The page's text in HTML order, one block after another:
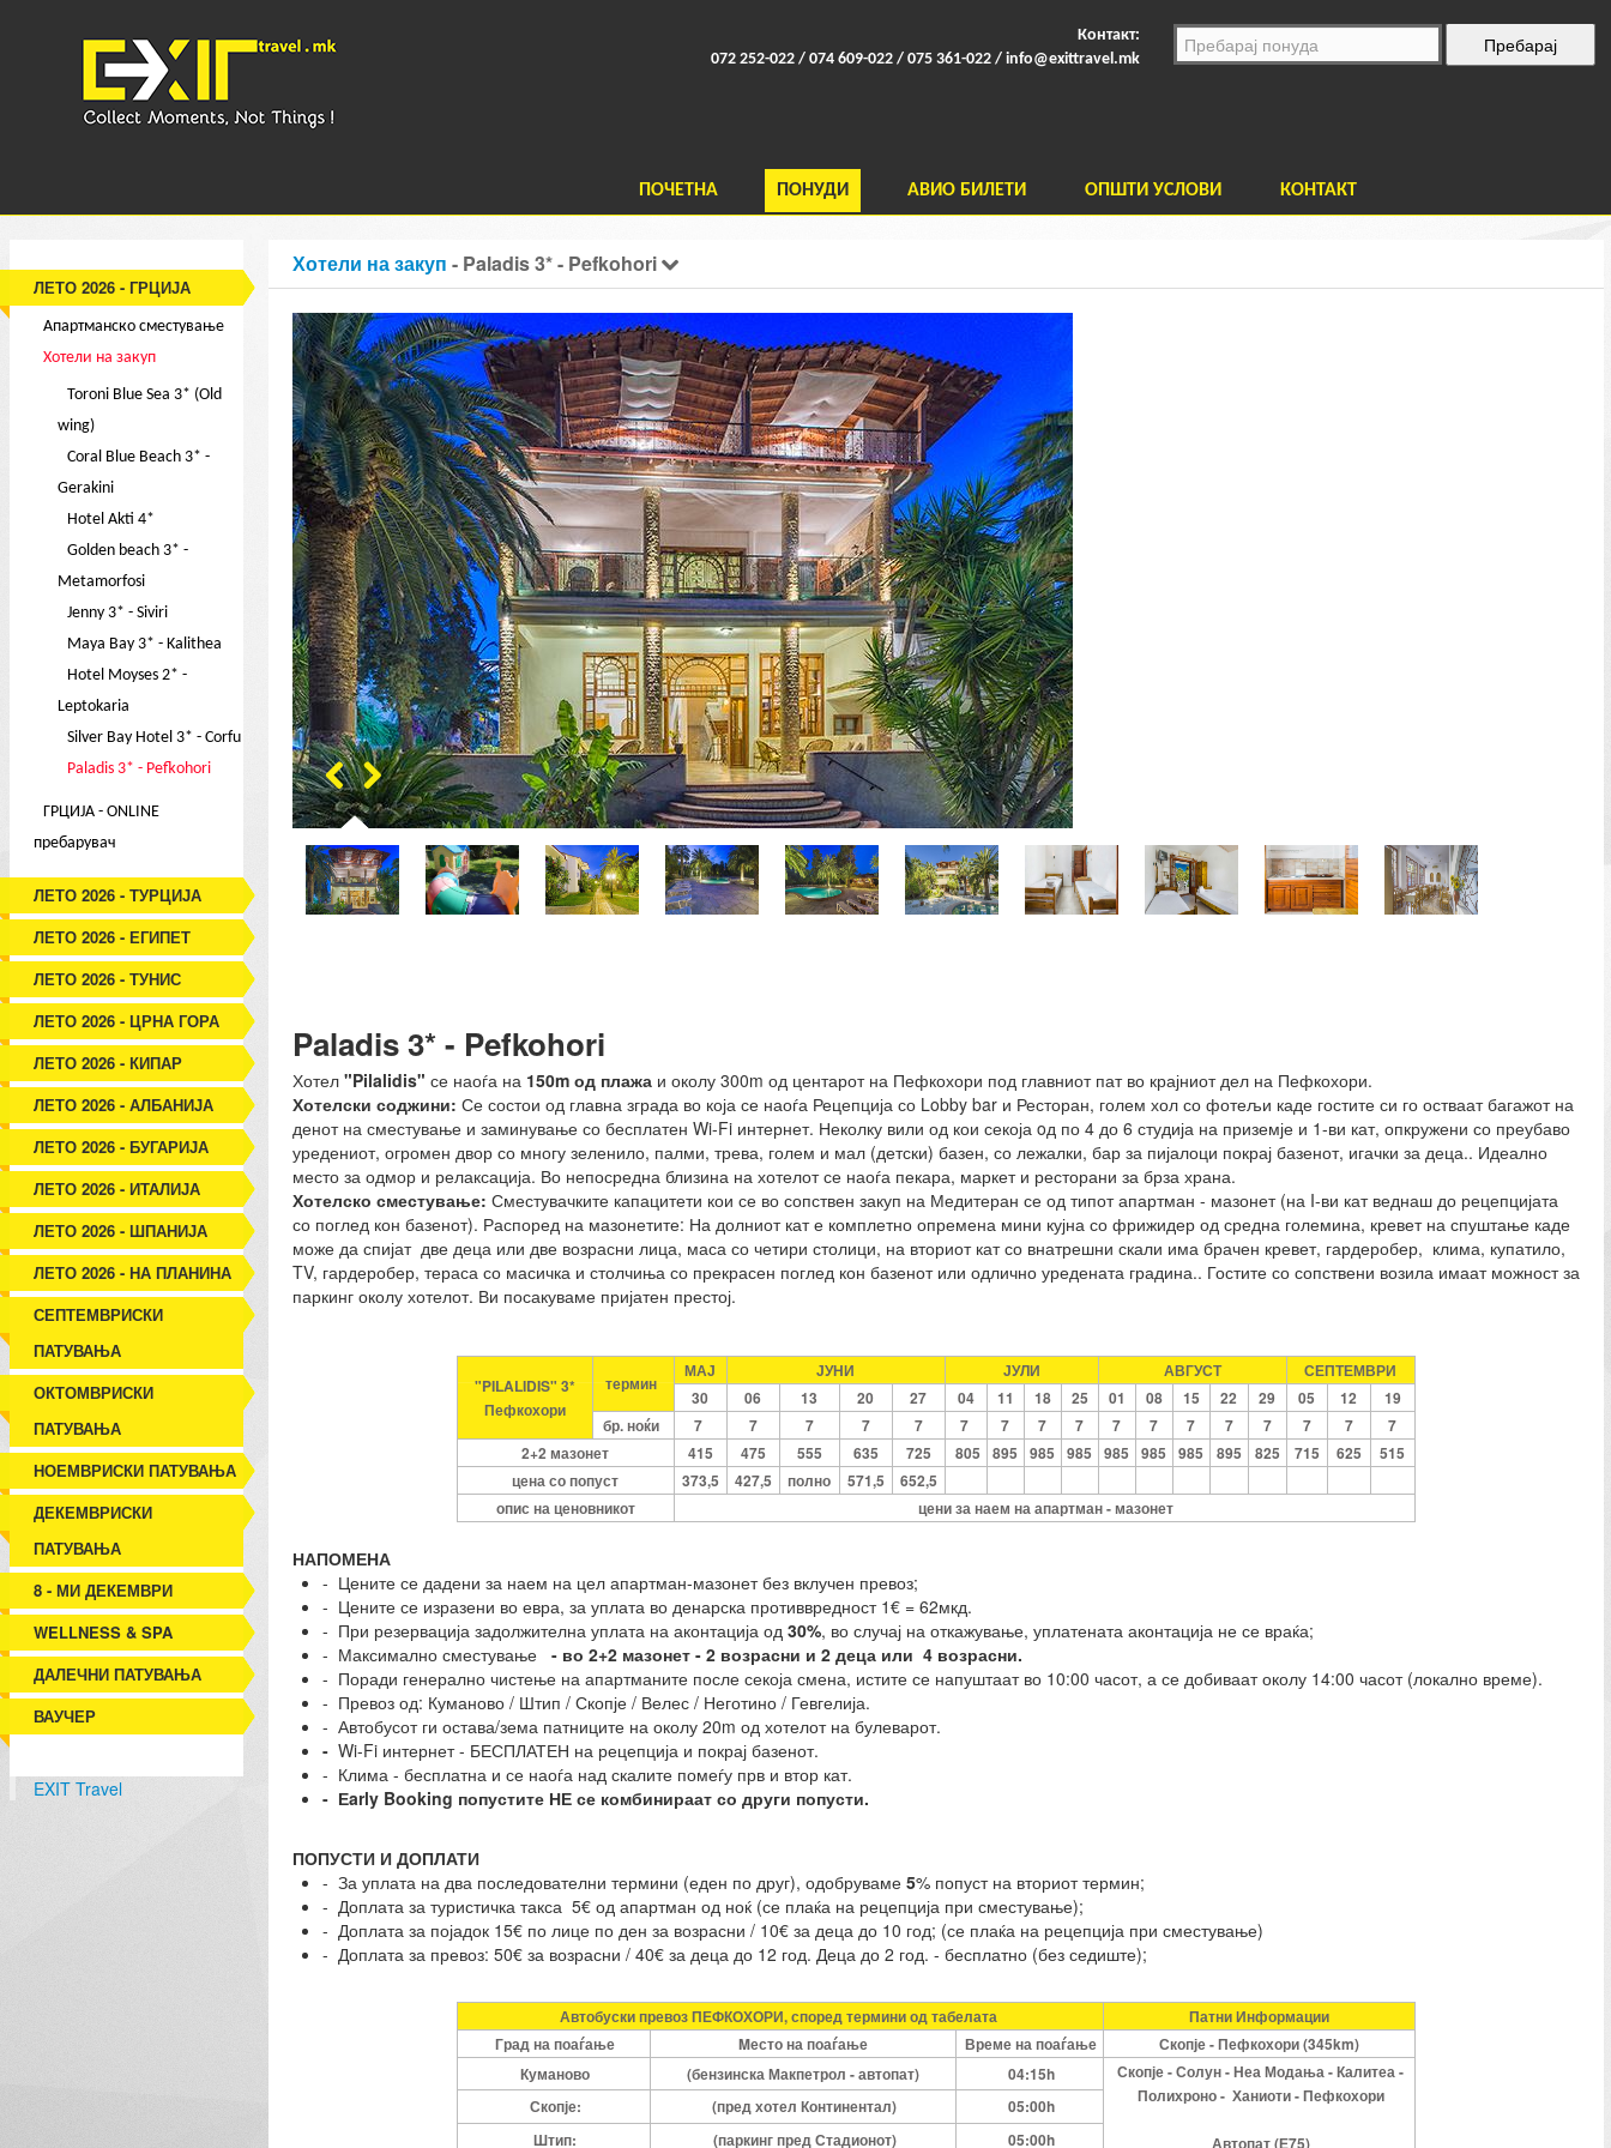
Контакт:
072 252-022 / 074 609-022 / 075 361-022 / info@exittravel.mk
ПОЧЕТНА ПОНУДИ АВИО БИЛЕТИ ОПШТИ УСЛОВИ КОНТАКТ
ЛЕТО 2026 - ГРЦИЈА
Апартманско сместување
Хотели на закуп
Toroni Blue Sea 3* (Old
wing)
Coral Blue Beach 3* -
Gerakini
Hotel Akti 4*
Golden beach 3* -
Metamorfosi
Jenny 3* - Siviri
Maya Bay 3* - Kalithea
Hotel Moyses 2* -
Leptokaria
Silver Bay Hotel 3* - Corfu
Paladis 3* - Pefkohori
ГРЦИЈА - ONLINE
пребарувач
ЛЕТО 2026 - ТУРЦИЈА
ЛЕТО 2026 - ЕГИПЕТ
ЛЕТО 2026 - ТУНИС
ЛЕТО 2026 - ЦРНА ГОРА
ЛЕТО 2026 - КИПАР
ЛЕТО 2026 - АЛБАНИЈА
ЛЕТО 2026 - БУГАРИЈА
ЛЕТО 2026 - ИТАЛИЈА
ЛЕТО 2026 - ШПАНИЈА
ЛЕТО 2026 - НА ПЛАНИНА
СЕПТЕМВРИСКИ
ПАТУВАЊА
ОКТОМВРИСКИ
ПАТУВАЊА
НОЕМВРИСКИ ПАТУВАЊА
ДЕКЕМВРИСКИ
ПАТУВАЊА
8 - МИ ДЕКЕМВРИ
WELLNESS & SPA
ДАЛЕЧНИ ПАТУВАЊА
ВАУЧЕР
EXIT Travel
Хотели на закуп - Paladis 3* - Pefkohori
Paladis 3* - Pefkohori
Хотел "Pilalidis" се наоѓа на 150m од плажаи околу 300m од центарот на Пефкохори под главниот пат во крајниот дел на Пефкохори.
Хотелски соджини: Се состои од главна зграда во која се наоѓа Рецепција со Lobby bar и Ресторан, голем хол со фотељи каде гостите си го остваат багажот на
денот на сместување и заминување со бесплатен Wi-Fi интернет. Неколку вили од кои секоја oд по 4 до 6 студија на приземје и 1-ви кат, опкружени со преубаво
уредениот, огромен двор со многу зеленило, палми, трева, голем и мал (детски) базен, со лежалки, бар за пијалоци покрај базенот, игачки за деца.. Идеално
место за одмор и релаксација. Во непосредна близина на хотелот се наоѓа пекара, маркет и ресторани за брза храна.
Хотелско сместување: Сместувачките капацитети кои се во сопствен закуп на Медитеран се од типот апартман - мазонет (на I-ви кат веднаш до рецепцијата
со поглед кон базенот). Распоред на мазонетите: На долниот кат е комплетно опремена мини кујна со фрижидер од средна големина, кревет на спуштање каде
може да спијат две деца или две возрасни лица, маса со четири столици, на вториот кат со внатрешни скали има брачен кревет, гардеробер, клима, купатило,
TV, гардеробер, тераса со масичка и столчиња со прекрасен поглед кон базенот или одлично уредената градина.. Гостите со сопствени возила имаат можност за
паркинг околу хотелот. Ви посакуваме пријатен престој.
"PILALIDIS" 3*
Пефкохори
термин
МАЈ ЈУНИ ЈУЛИ АВГУСТ
СЕПТЕМВРИ
30
06 13 20 27 04 11 18 25 01 08 15 22 29 05 12
19
бр. ноќи
7 7 7 7 7 7 7 7 7 7 7 7 7 7 7 7
7
2+2 мазонет
415 475 555 635 725 805 895 985 985 985 985 985 895 825 715 625
515
цена со попуст
373,5 427,5 полно 571,5
652,5
опис на ценовникот
цени за наем на апартман - мазонет
НАПОМЕНА
- Цените се дадени за наем на цел апартман-мазонет без вклучен превоз;
- Цените се изразени во евра, за уплата во денарска противвредност 1€ = 62мкд.
- При резервација задолжителна уплата на аконтација од 30%, во случај на откажување, уплатената аконтација не се враќа;
- Максимално сместување - во 2+2 мазонет - 2 возрасни и 2 деца или 4 возрасни.
- Поради генерално чистење на апартманите после секоја смена, истите се напуштаат во 10:00 часот, а се добиваат околу 14:00 часот (локално време).
- Превоз од: Куманово / Штип / Скопје / Велес / Неготино / Гевгелија.
- Автобусот ги остава/зема патниците на околу 20m од хотелот на булеварот.
- Wi-Fi интернет - БЕСПЛАТЕН на рецепција и покрај базенот.
- Клима - бесплатна и се наоѓа над скалите помеѓу прв и втор кат.
- Еarly Booking попустите НЕ се комбинираат со други попусти.
ПОПУСТИ И ДОПЛАТИ
- За уплата на два последователни термини (еден по друг), одобруваме 5% попуст на вториот термин;
- Доплата за туристичка такса 5€ од апартман од ноќ (се плаќа на рецепција при сместување);
- Доплата за појадок 15€ по лице по ден за возрасни / 10€ за деца до 10 год; (се плаќа на рецепција при сместување)
- Доплата за превоз: 50€ за возрасни / 40€ за деца до 12 год. Деца до 2 год. - бесплатно (без седиште);
Автобуски превоз ПЕФКОХОРИ, според термини од табелата
Патни Информации
Град на поаѓање
Mесто на поаѓање Време на поаѓање
Скопје - Пефкохори (345km)
Куманово
(бензинска Макпетрол - автопат) 04:15h
Скопје - Солун - Неа Модања - Калитеа -
Полихроно - Ханиоти - Пефкохори
Автопат (Е75)
Скопје: (пред хотел Континентал)
05:00h
Штип:
(паркинг пред Стадионот) 05:00h